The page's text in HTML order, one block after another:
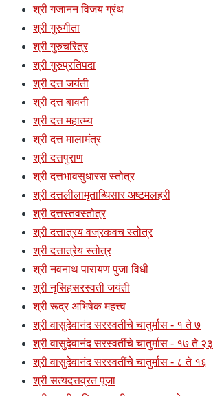
श्री गजानन विजय ग्रंथ
श्री गुरुगीता
श्री गुरुचरित्र
श्री गुरुप्रतिपदा
श्री दत्त जयंती
श्री दत्त बावनी
श्री दत्त महात्म्य
श्री दत्त मालामंत्र
श्री दत्तपुराण
श्री दत्तभावसुधारस स्तोत्र
श्री दत्तलीलामृताब्धिसार अष्टमलहरी
श्री दत्तस्तवस्तोत्र
श्री दत्तात्रय वज्रकवच स्तोत्र
श्री दत्तात्रेय स्तोत्र
श्री नवनाथ पारायण पुजा विधी
श्री नृसिहसरस्वती जयंती
श्री रूद्र अभिषेक महत्त्व
श्री वासुदेवानंद सरस्वतींचे चातुर्मास - १ ते ७
श्री वासुदेवानंद सरस्वतींचे चातुर्मास - १७ ते २३
श्री वासुदेवानंद सरस्वतींचे चातुर्मास - ८ ते १६
श्री सत्यदत्तव्रत पूजा